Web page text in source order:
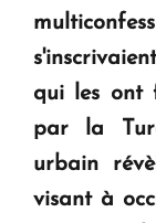
qui les ont
par la
urbain
visant à